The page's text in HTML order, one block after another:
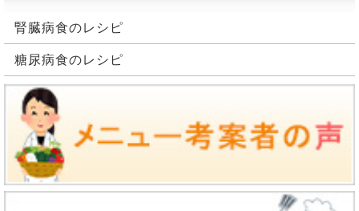
ん。
しかし、自分が日常生活で活動する為には、必要なエ
ネルギー源が確保できないと、自分自身が持っている
たんぱく質、すなわち、自分の筋肉を代謝してエネル
ギー源に変換します。食事で摂取するたんぱく質量を
制限しているにも関わらず、腎臓は体内たんぱく質が
燃焼された後の老廃物処理を行う必要があり、結果的
に、腎機能がさらに低下してしまうことになるので
す。なので、そうならない為には、しっかりバランス
きます。なので、脂質や糖分だけカットした食事の献
立と言うのは、基本的にバランスが悪くお勧めできる
食事とは言えません。積極的に摂取していきたい物
は、エネルギー量が少なく、且つ、食物繊維、ビタミ
ン、ミネラルなどが豊富に含まれている食品です。逆
に、なるべく甘い物やアルコール類は控えることが良
いとされています。
一日三食の規則正しい食生活を送る
腎臓病食のレシピ
糖尿病食のレシピ